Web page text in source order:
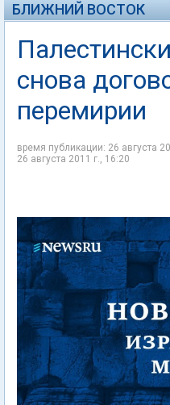
БЛИЖНИЙ ВОСТОК
снова
перемирии
время публикации: 26 августа
26 августа 2011 г., 16:20